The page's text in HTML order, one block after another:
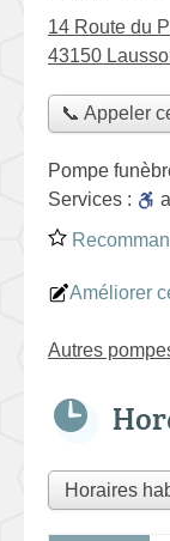
14 Route du
43150
📞 Appeler
Pompe
Services :
Améliorer
Autres